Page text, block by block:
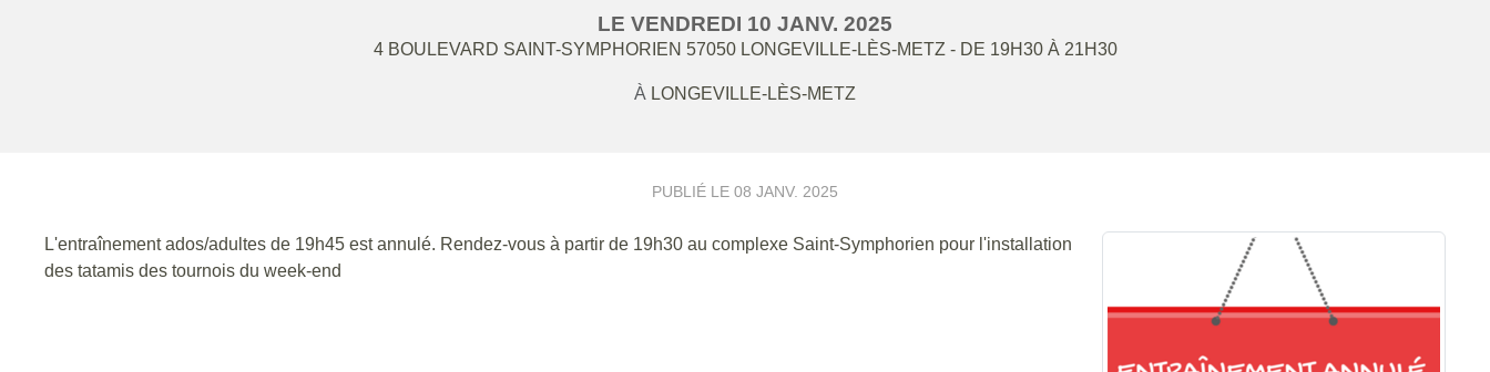
LE VENDREDI 10 JANV. 2025
4 BOULEVARD SAINT-SYMPHORIEN 57050 LONGEVILLE-LÈS-METZ - DE 19H30 À 21H30
À LONGEVILLE-LÈS-METZ
PUBLIÉ LE 08 JANV. 2025
L'entraînement ados/adultes de 19h45 est annulé. Rendez-vous à partir de 19h30 au complexe Saint-Symphorien pour l'installation
des tatamis des tournois du week-end